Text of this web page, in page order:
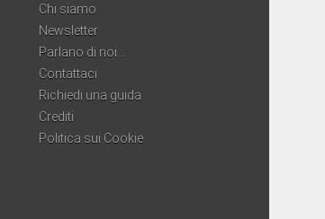
Chi siamo
Newsletter
Parlano di noi…
Contattaci
Richiedi una guida
Crediti
Politica sui Cookie